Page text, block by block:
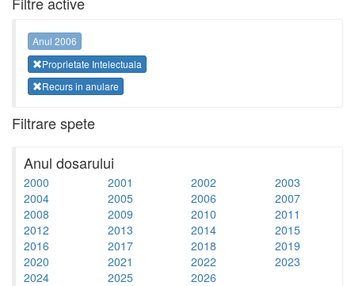
Anul 2006
Proprietate Intelectuala
Recurs in anulare
Filtrare spete
Anul dosarului
2000 2001 2002
2003
2004
2005 2006
2007
2008
2009 2010
2011
2012
2013 2014
2015
2016
2017 2018
2019
2020
2021 2022
2023
2024
2025 2026